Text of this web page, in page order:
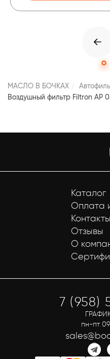
МАСЛО В БОЧКАХ
Воздушный фильтр Filtron AP
Каталог
Оплата
Контакты
Отзывы
О
7 (958)
пн-пт